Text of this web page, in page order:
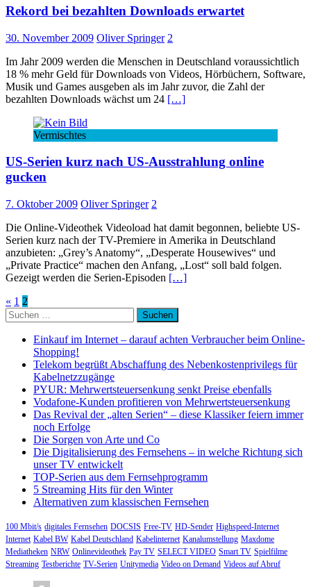
Rekord bei bezahlten Downloads erwartet
30. November 2009 Oliver Springer 2
Im Jahr 2009 werden die Menschen in Deutschland voraussichtlich
18 % mehr Geld für Downloads von Videos, Hörbüchern, Software,
Musik und Games ausgeben als im Jahr zuvor, die Zahl der
bezahlten Downloads wächst um 24 […]
Vermischtes
US-Serien kurz nach US-Ausstrahlung online
gucken
7. Oktober 2009 Oliver Springer 2
Die Online-Videothek Videoload hat damit begonnen, beliebte US-
Serien kurz nach der TV-Premiere in Amerika in Deutschland
anzubieten: „Grey’s Anatomy“, „Desperate Housewives“ und
„Private Practice“ machen den Anfang, „Lost“ soll bald folgen.
Gezeigt werden die Serien-Episoden […]
Seitennummerierung
der
Beiträge
« 1 2
Suchen
nach:
Einkauf im Internet – darauf achten Verbraucher beim Online-
Shopping!
Telekom begrüßt Abschaffung des Nebenkostenprivilegs für
Kabelnetzzugänge
PYUR: Mehrwertsteuersenkung senkt Preise ebenfalls
Vodafone-Kunden profitieren von Mehrwertsteuersenkung
Das Revival der „alten Serien“ – diese Klassiker feiern immer
noch Erfolge
Die Sorgen von Arte und Co
Die Digitalisierung des Fernsehens – in welche Richtung sich
unser TV entwickelt
TOP-Serien aus dem Fernsehprogramm
5 Streaming Hits für den Winter
Alternativen zum klassischen Fernsehen
100 Mbit/s digitales Fernsehen DOCSIS Free-TV HD-Sender Highspeed-Internet
Internet Kabel BW Kabel Deutschland Kabelinternet Kanalumstellung Maxdome
Mediatheken NRW Onlinevideothek Pay TV SELECT VIDEO Smart TV Spielfilme
Streaming Testberichte TV-Serien Unitymedia Video on Demand Videos auf Abruf